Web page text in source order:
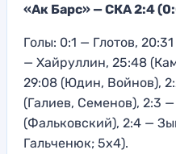
«Ак Барс» — СКА 2:4
Голы: 0:1 — Глотов,
— Хайруллин, 25:48
29:08 (Юдин, Войнов),
(Галиев, Семенов), 2:3
(Фальковский), 2:4 —
Гальченюк; 5х4).